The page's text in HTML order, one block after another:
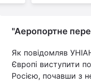
"Аеропортне
Як повідомляв
Європі виступити
Росією, почавши з